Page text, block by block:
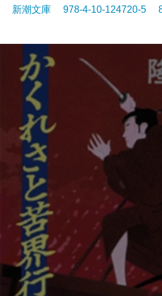
新潮文庫 978-4-10-124720-5